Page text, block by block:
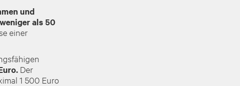
und
als 50
einer
Der
1 500 Euro